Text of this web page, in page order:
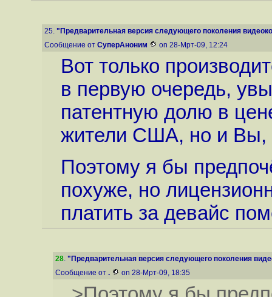
25. "Предварительная версия следующего поколения
Сообщение от СуперАноним on 28-Мрт-09, 12:24
Вот только
в первую очередь,
патентную долю в
жители США, но и Вы,
Поэтому я бы
похуже, но
платить за девайс
28. "Предварительная версия следующего поколения
Сообщение от . on 28-Мрт-09, 18:35